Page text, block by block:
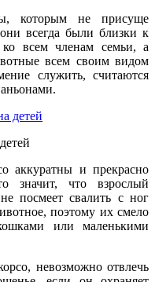
которым не присуще
всегда были близки к
ко всем членам семьи, а
всем своим видом
служить, считаются
аккуратны и прекрасно
значит, что взрослый
посмеет свалить с ног
поэтому их смело
или маленькими
невозможно отвлечь